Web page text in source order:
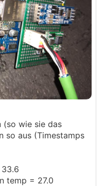
(so wie sie das
so aus (Timestamps
temp = 27.0